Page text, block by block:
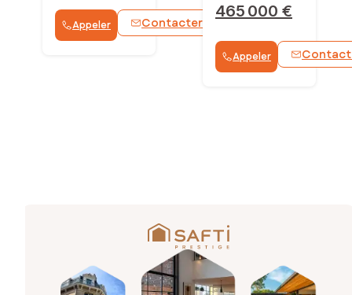
Appeler Contacter
465 000 €
Appeler